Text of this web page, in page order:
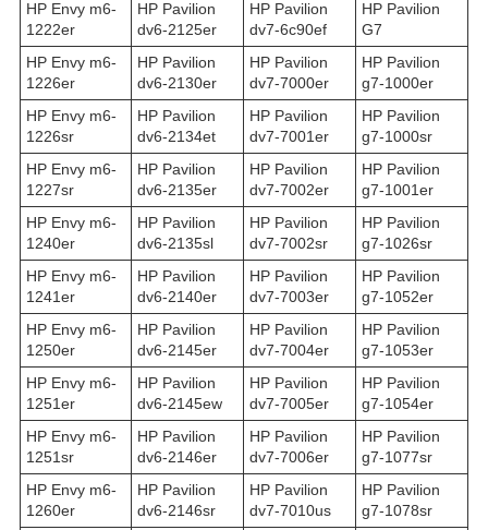
HP Envy m6-
1222er
HP Pavilion
dv6-2125er
HP Pavilion
dv7-6c90ef
HP Pavilion
G7
HP Envy m6-
1226er
HP Pavilion
dv6-2130er
HP Pavilion
dv7-7000er
HP Pavilion
g7-1000er
HP Envy m6-
1226sr
HP Pavilion
dv6-2134et
HP Pavilion
dv7-7001er
HP Pavilion
g7-1000sr
HP Envy m6-
1227sr
HP Pavilion
dv6-2135er
HP Pavilion
dv7-7002er
HP Pavilion
g7-1001er
HP Envy m6-
1240er
HP Pavilion
dv6-2135sl
HP Pavilion
dv7-7002sr
HP Pavilion
g7-1026sr
HP Envy m6-
1241er
HP Pavilion
dv6-2140er
HP Pavilion
dv7-7003er
HP Pavilion
g7-1052er
HP Envy m6-
1250er
HP Pavilion
dv6-2145er
HP Pavilion
dv7-7004er
HP Pavilion
g7-1053er
HP Envy m6-
1251er
HP Pavilion
dv6-2145ew
HP Pavilion
dv7-7005er
HP Pavilion
g7-1054er
HP Envy m6-
1251sr
HP Pavilion
dv6-2146er
HP Pavilion
dv7-7006er
HP Pavilion
g7-1077sr
HP Envy m6-
1260er
HP Pavilion
dv6-2146sr
HP Pavilion
dv7-7010us
HP Pavilion
g7-1078sr